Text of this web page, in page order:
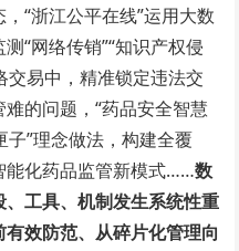
“浙江公平在线”运用大数
“网络传销”“知识产权侵
交易中，精准锁定违法交
的问题，“药品安全智慧
子”理念做法，构建全覆
能化药品监管新模式……数
工具、机制发生系统性重
效防范、从碎片化管理向